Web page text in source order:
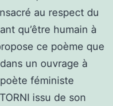
au respect du
qu’être humain à
ce poème que
un ouvrage à
féministe
issu de son